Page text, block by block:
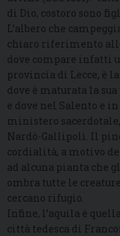
di Dio, costoro sono
L’albero che
chiaro riferimento
dove compare infatti
provincia di Lecce, è
dove è maturata la
e dove nel Salento e
ministero
Nardò-Gallipoli. Il
cordialità, a motivo
ad alcuna pianta che
ombra tutte le
cercano rifugio.
Infine, l’aquila è
città tedesca di